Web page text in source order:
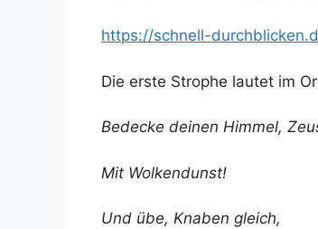
https://schnell-
Die erste Strophe lautet im
Bedecke deinen Himmel,
Mit Wolkendunst!
Und übe, Knaben gleich,